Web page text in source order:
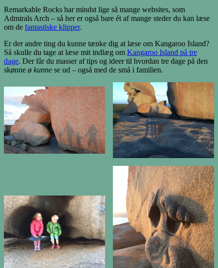
Remarkable Rocks har mindst lige så mange websites, som
Admirals Arch – så her er også bare ét af mange steder du kan læse
om de fantastiske klipper.
Er der andre ting du kunne tænke dig at læse om Kangaroo Island?
Så skulle du tage at læse mit indlæg om Kangaroo Island på tre
dage. Der får du masser af tips og ideer til hvordan tre dage på den
skønne ø kunne se ud – også med de små i familien.